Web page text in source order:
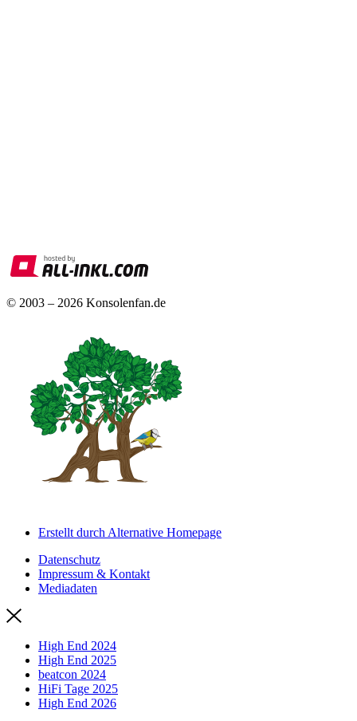
© 2003 – 2026 Konsolenfan.de
Erstellt durch Alternative Homepage
Datenschutz
Impressum & Kontakt
Mediadaten
High End 2024
High End 2025
beatcon 2024
HiFi Tage 2025
High End 2026